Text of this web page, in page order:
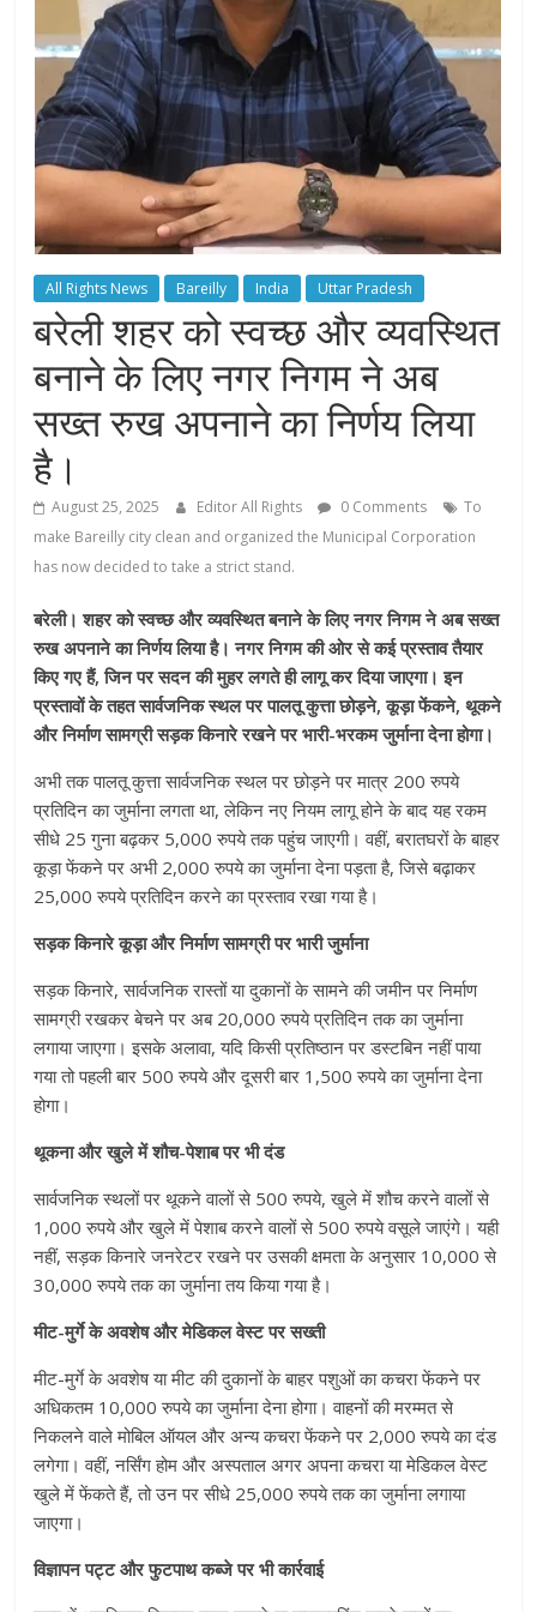
All Rights News Bareilly India Uttar Pradesh
बरेली शहर को स्वच्छ और व्यवस्थित
बनाने के लिए नगर निगम ने अब
सख्त रुख अपनाने का निर्णय लिया
है।
August 25, 2025 Editor All Rights 0 Comments
To
make Bareilly city clean and organized the Municipal Corporation
has now decided to take a strict stand.
बरेली। शहर को स्वच्छ और व्यवस्थित बनाने के लिए नगर निगम ने अब सख्त
रुख अपनाने का निर्णय लिया है। नगर निगम की ओर से कई प्रस्ताव तैयार
किए गए हैं, जिन पर सदन की मुहर लगते ही लागू कर दिया जाएगा। इन
प्रस्तावों के तहत सार्वजनिक स्थल पर पालतू कुत्ता छोड़ने, कूड़ा फेंकने, थूकने
और निर्माण सामग्री सड़क किनारे रखने पर भारी-भरकम जुर्माना देना होगा।
अभी तक पालतू कुत्ता सार्वजनिक स्थल पर छोड़ने पर मात्र 200 रुपये
प्रतिदिन का जुर्माना लगता था, लेकिन नए नियम लागू होने के बाद यह रकम
सीधे 25 गुना बढ़कर 5,000 रुपये तक पहुंच जाएगी। वहीं, बरातघरों के बाहर
कूड़ा फेंकने पर अभी 2,000 रुपये का जुर्माना देना पड़ता है, जिसे बढ़ाकर
25,000 रुपये प्रतिदिन करने का प्रस्ताव रखा गया है।
सड़क किनारे कूड़ा और निर्माण सामग्री पर भारी जुर्माना
सड़क किनारे, सार्वजनिक रास्तों या दुकानों के सामने की जमीन पर निर्माण
सामग्री रखकर बेचने पर अब 20,000 रुपये प्रतिदिन तक का जुर्माना
लगाया जाएगा। इसके अलावा, यदि किसी प्रतिष्ठान पर डस्टबिन नहीं पाया
गया तो पहली बार 500 रुपये और दूसरी बार 1,500 रुपये का जुर्माना देना
होगा।
थूकना और खुले में शौच-पेशाब पर भी दंड
सार्वजनिक स्थलों पर थूकने वालों से 500 रुपये, खुले में शौच करने वालों से
1,000 रुपये और खुले में पेशाब करने वालों से 500 रुपये वसूले जाएंगे। यही
नहीं, सड़क किनारे जनरेटर रखने पर उसकी क्षमता के अनुसार 10,000 से
30,000 रुपये तक का जुर्माना तय किया गया है।
मीट-मुर्गे के अवशेष और मेडिकल वेस्ट पर सख्ती
मीट-मुर्गे के अवशेष या मीट की दुकानों के बाहर पशुओं का कचरा फेंकने पर
अधिकतम 10,000 रुपये का जुर्माना देना होगा। वाहनों की मरम्मत से
निकलने वाले मोबिल ऑयल और अन्य कचरा फेंकने पर 2,000 रुपये का दंड
लगेगा। वहीं, नर्सिंग होम और अस्पताल अगर अपना कचरा या मेडिकल वेस्ट
खुले में फेंकते हैं, तो उन पर सीधे 25,000 रुपये तक का जुर्माना लगाया
जाएगा।
विज्ञापन पट्ट और फुटपाथ कब्जे पर भी कार्रवाई